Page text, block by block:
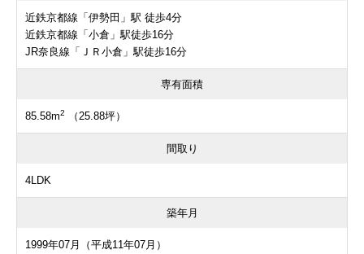
近鉄京都線「伊勢田」駅 徒歩4分
近鉄京都線「小倉」駅徒歩16分
JR奈良線「ＪＲ小倉」駅徒歩16分
専有面積
85.58m2 （25.88坪）
間取り
4LDK
築年月
1999年07月（平成11年07月）